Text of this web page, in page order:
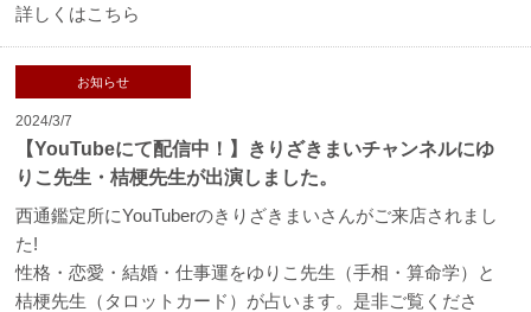
詳しくはこちら
お知らせ
2024/3/7
【YouTubeにて配信中！】きりざきまいチャンネルにゆ
りこ先生・桔梗先生が出演しました。
西通鑑定所にYouTuberのきりざきまいさんがご来店されまし
た!
性格・恋愛・結婚・仕事運をゆりこ先生（手相・算命学）と
桔梗先生（タロットカード）が占います。是非ご覧くださ